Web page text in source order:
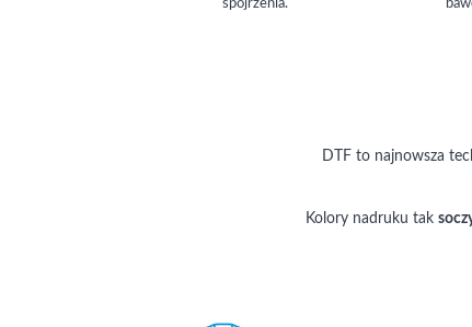
spojrzenia.
DTF to najnowsza
Kolory nadruku tak